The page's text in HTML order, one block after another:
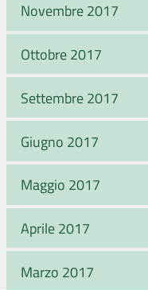
Novembre 2017
Ottobre 2017
Settembre 2017
Giugno 2017
Maggio 2017
Aprile 2017
Marzo 2017